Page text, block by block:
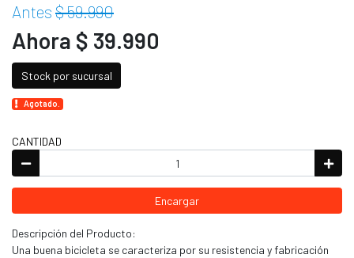
Antes $ 59.990
Ahora $ 39.990
Stock por sucursal
Agotado.
CANTIDAD
Encargar
Descripción del Producto:
Una buena bicicleta se caracteriza por su resistencia y fabricación